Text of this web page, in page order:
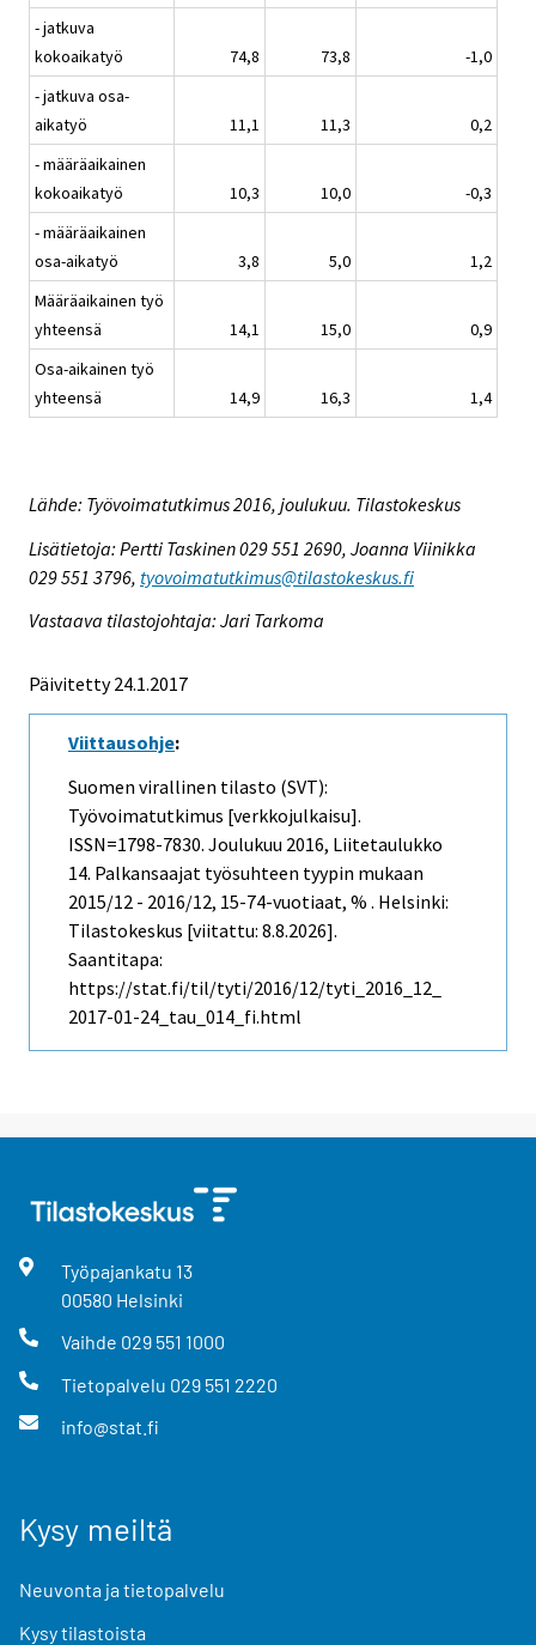
- jatkuva
kokoaikatyö
74,8 73,8
-1,0
- jatkuva osa-
aikatyö
11,1 11,3
0,2
- määräaikainen
kokoaikatyö
10,3 10,0
-0,3
- määräaikainen
osa-aikatyö
3,8 5,0
1,2
Määräaikainen työ
yhteensä
14,1 15,0
0,9
Osa-aikainen työ
yhteensä
14,9 16,3 1,4
Lähde: Työvoimatutkimus 2016, joulukuu. Tilastokeskus
Lisätietoja: Pertti Taskinen 029 551 2690, Joanna Viinikka
029 551 3796, tyovoimatutkimus@tilastokeskus.fi
Vastaava tilastojohtaja: Jari Tarkoma
Päivitetty 24.1.2017
Viittausohje:
Suomen virallinen tilasto (SVT):
Työvoimatutkimus [verkkojulkaisu].
ISSN=1798-7830. Joulukuu 2016, Liitetaulukko
14. Palkansaajat työsuhteen tyypin mukaan
2015/12 - 2016/12, 15-74-vuotiaat, % . Helsinki:
Tilastokeskus [viitattu: 8.8.2026].
Saantitapa:
https://stat.fi/til/tyti/2016/12/tyti_2016_12_
2017-01-24_tau_014_fi.html
Työpajankatu 13
00580 Helsinki
Vaihde 029 551 1000
Tietopalvelu 029 551 2220
info@stat.fi
Kysy meiltä
Neuvonta ja tietopalvelu
Kysy tilastoista